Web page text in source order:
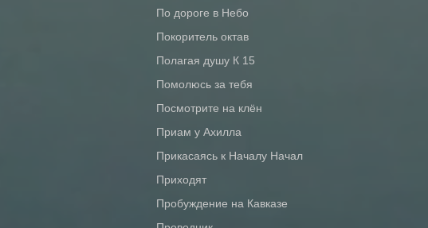
По дороге в Небо
Покоритель октав
Полагая душу К 15
Помолюсь за тебя
Посмотрите на клён
Приам у Ахилла
Прикасаясь к Началу Начал
Приходят
Пробуждение на Кавказе